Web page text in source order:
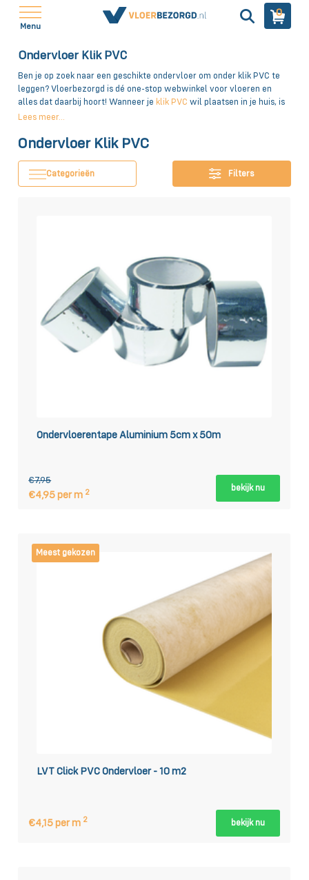
Menu
0
Ondervloer Klik PVC
Ben je op zoek naar een geschikte ondervloer om onder klik PVC te
leggen? Vloerbezorgd is dé one-stop webwinkel voor vloeren en
alles dat daarbij hoort! Wanneer je klik PVC wil plaatsen in je huis, is
het belangrijk dat er tussen de fundering en de vloer een soort
verschillende ondervloeren, zodat het PVC er mooi strak bij komt te
Lees meer...
Ondervloer Klik PVC
Categorieën Filters
Ondervloerentape Aluminium 5cm x 50m
€7,95
€4,95 per m 2 bekijk nu
Meest gekozen
LVT Click PVC Ondervloer - 10 m2
€4,15 per m 2 bekijk nu